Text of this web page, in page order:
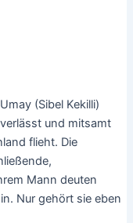
(Sibel Kekilli)
und mitsamt
flieht. Die
Mann deuten
Nur gehört sie eben